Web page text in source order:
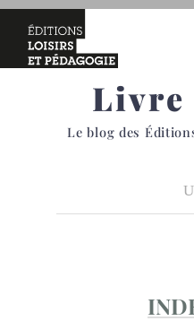
Livre
Le blog des